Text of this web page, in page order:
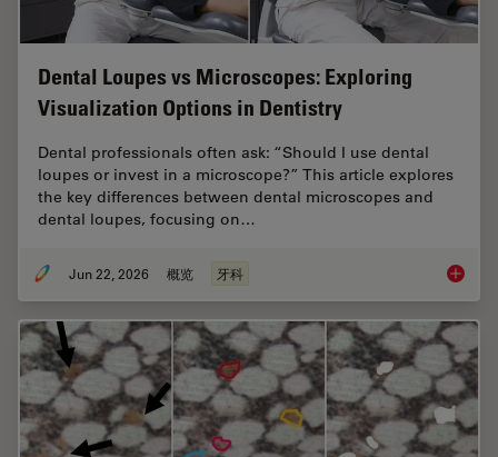
Dental Loupes vs Microscopes: Exploring
Visualization Options in Dentistry
Dental professionals often ask: “Should I use dental
loupes or invest in a microscope?” This article explores
the key differences between dental microscopes and
dental loupes, focusing on…
Jun 22, 2026 概览 牙科 Dental